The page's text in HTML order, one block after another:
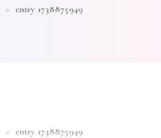
> entry 1738875949
> entry 1738875949